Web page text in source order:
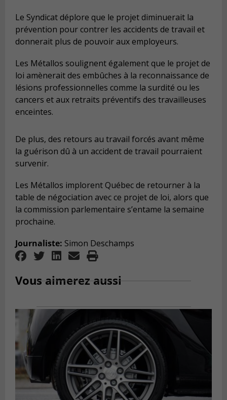
Le Syndicat déplore que le projet diminuerait la
prévention pour contrer les accidents de travail et
donnerait plus de pouvoir aux employeurs.
Les Métallos soulignent également que le projet de
loi amènerait des embûches à la reconnaissance de
lésions professionnelles comme la surdité ou les
cancers et aux retraits préventifs des travailleuses
enceintes.
De plus, des retours au travail forcés avant même
la guérison dû à un accident de travail pourraient
survenir.
Les Métallos implorent Québec de retourner à la
table de négociation avec ce projet de loi, alors que
la commission parlementaire s’entame la semaine
prochaine.
Journaliste: Simon Deschamps
Vous aimerez aussi